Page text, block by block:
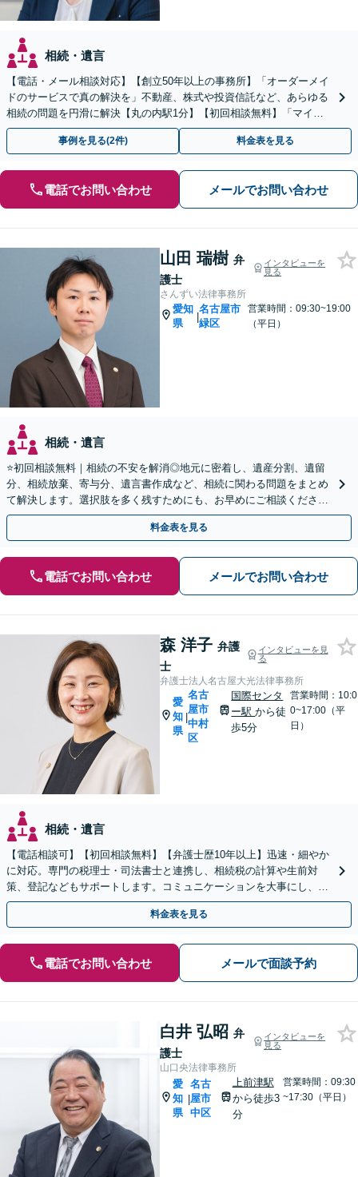
相続・遺言
【電話・メール相談対応】【創立50年以上の事務所】「オーダーメイ
ドのサービスで真の解決を」不動産、株式や投資信託など、あらゆる
相続の問題を円滑に解決【丸の内駅1分】【初回相談無料】「マイナ
スの財産がある場合には相続放棄をご検討ください」
事例を見る(2件) 料金表を見る
電話でお問い合わせ メールでお問い合わせ
山田 瑞樹 弁
護士
インタビューを
見る
さんずい法律事務所
愛知
県
|
名古屋市
緑区
営業時間：09:30~19:00
（平日）
相続・遺言
⭐️初回相談無料｜相続の不安を解消◎地元に密着し、遺産分割、遺留
分、相続放棄、寄与分、遺言書作成など、相続に関わる問題をまとめ
て解決します。選択肢を多く残すためにも、お早めにご相談ください
【休日・夜間面談OK】【駐車場あり】
料金表を見る
電話でお問い合わせ メールでお問い合わせ
森 洋子 弁護
士
インタビューを見
る
弁護士法人名古屋大光法律事務所
愛
知
県
|
名古
屋市
中村
区
国際センタ
ー駅から徒
歩5分
営業時間：10:0
0~17:00（平
日）
相続・遺言
【電話相談可】【初回相談無料】【弁護士歴10年以上】迅速・細やか
に対応。専門の税理士・司法書士と連携し、相続税の計算や生前対
策、登記などもサポートします。コミュニケーションを大事にし、よ
り納得できる解決を目指します【名古屋駅10分】
料金表を見る
電話でお問い合わせ メールで面談予約
白井 弘昭 弁
護士
インタビューを
見る
山口央法律事務所
愛
知
県
|
名古
屋市
中区
上前津駅
から徒歩3
分
営業時間：09:30
~17:30（平日）